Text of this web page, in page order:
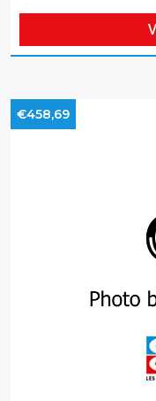
€458,69